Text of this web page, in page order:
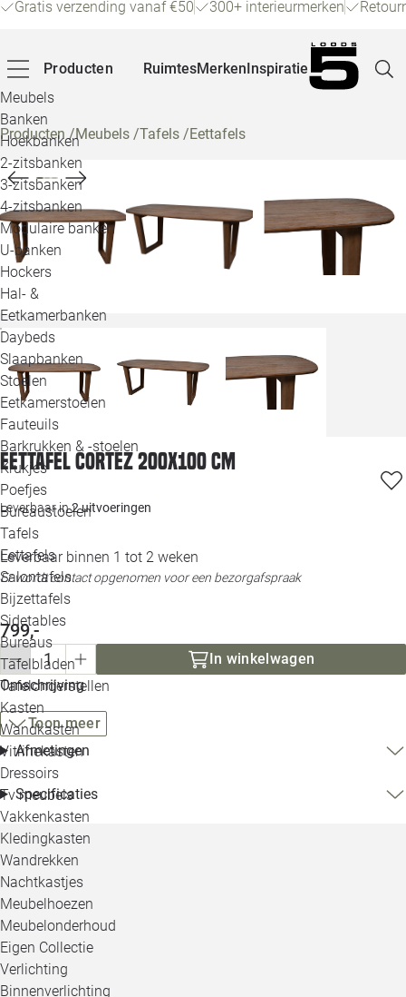
Gratis verzending vanaf €50 300+ interieurmerken
Producten
Meubels
Banken
Hoekbanken
2-zitsbanken
3-zitsbanken
4-zitsbanken
Modulaire banken
U-banken
Hockers
Hal- &
Eetkamerbanken
Daybeds
Slaapbanken
Stoelen
Eetkamerstoelen
Fauteuils
Barkrukken & -stoelen
Krukjes
Poefjes
Bureaustoelen
Tafels
Eettafels
Salontafels
Bijzettafels
Sidetables
Bureaus
Tafelbladen
Tafelonderstellen
Kasten
Wandkasten
Vitrinekasten
Dressoirs
Tv meubels
Vakkenkasten
Kledingkasten
Wandrekken
Nachtkastjes
Meubelhoezen
Meubelonderhoud
Eigen Collectie
Verlichting
Binnenverlichting
RuimtesMerkenInspiratie
Alle
Producten/Meubels /Tafels /Eettafels
Eettafel Cortez 200x100 cm
Leverbaar in2 uitvoeringen
Leverbaar binnen 1 tot 2 weken
Er wordt contact opgenomen voor een bezorgafspraak
799,-
In winkelwagen
Omschrijving
Toon meer
Afmetingen
Specificaties